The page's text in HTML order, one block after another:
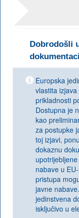
Dobrodošli
Europska
vlastita
prikladnosti
Dostupna je
kao
za postupke
toj izjavi,
dokaznu
nabave u
pristupa
javne
jedinstvena
isključivo u